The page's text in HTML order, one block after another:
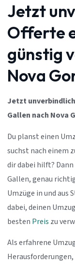
Jetzt
Offerte
günstig
Nova
Jetzt
Gallen nach Nova
Du planst einen
suchst nach einem
dir dabei hilft?
Gallen, genau
Umzüge in und aus
dabei, deinen
besten Preis zu
Als erfahrene